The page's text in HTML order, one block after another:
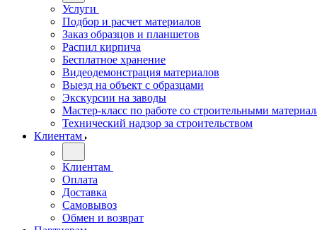
Услуги
Подбор и расчет материалов
Заказ образцов и планшетов
Распил кирпича
Бесплатное хранение
Видеодемонстрация материалов
Выезд на объект с образцами
Экскурсии на заводы
Мастер-класс по работе со строительными
Технический надзор за строительством
Клиентам
Клиентам
Оплата
Доставка
Самовывоз
Обмен и возврат